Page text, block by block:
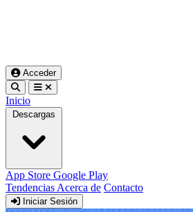
Acceder
Inicio
Descargas
App Store Google Play
Tendencias Acerca de Contacto
Iniciar Sesión